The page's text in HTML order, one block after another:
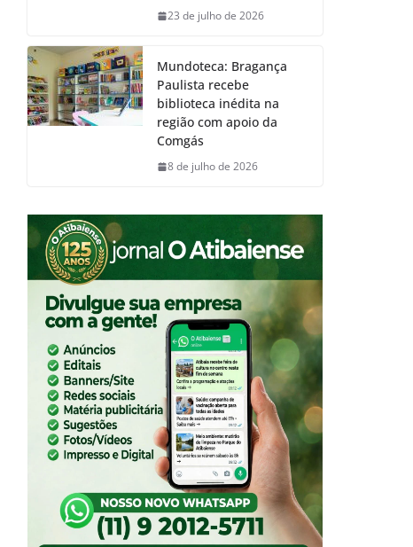
23 de julho de 2026
Mundoteca: Bragança
Paulista recebe
biblioteca inédita na
região com apoio da
Comgás
8 de julho de 2026